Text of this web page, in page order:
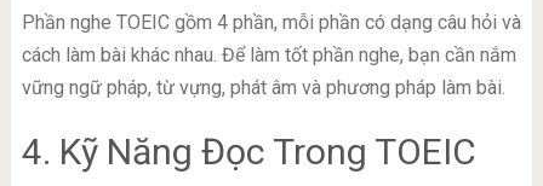
Phần nghe TOEIC gồm 4 phần, mỗi phần có dạng câu hỏi và
cách làm bài khác nhau. Để làm tốt phần nghe, bạn cần nắm
vững ngữ pháp, từ vựng, phát âm và phương pháp làm bài.
4. Kỹ Năng Đọc Trong TOEIC